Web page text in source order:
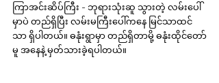
ကြာအင်းဆိပ်ကြီး - ဘုရားသုံးဆူ သွားတဲ့ လမ်းပေါ်
မှာပဲ တည်ရှိပြီး လမ်းမကြီးပေါ်ကနေ မြင်သာထင်
သာ ရှိပါတယ်။ ဓနုံးရွာမှာ တည်ရှိတာမို့ ဓနုံးထိုင်တော်
မူ အနေနဲ့ မှတ်သားခဲ့ရပါတယ်။